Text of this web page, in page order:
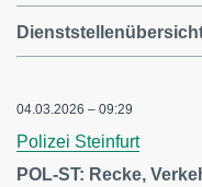
04.03.2026 – 09:29
Polizei Steinfurt
POL-ST: Recke,